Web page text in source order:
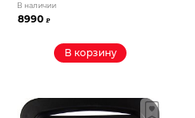
В наличии
8990₽
В корзину